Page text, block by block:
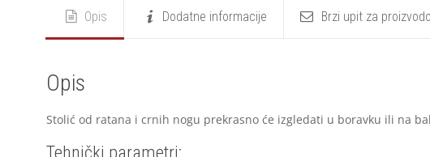
Opis Dodatne informacije Brzi upit za
Opis
Stolić od ratana i crnih nogu prekrasno će izgledati u boravku ili na
Tehnički parametri: